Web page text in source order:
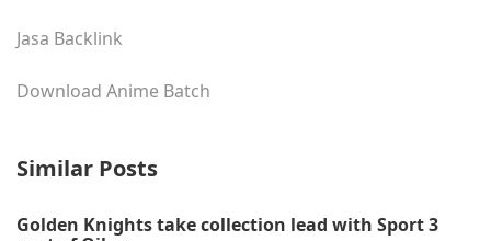
Jasa Backlink
Download Anime Batch
Similar Posts
Golden Knights take collection lead with Sport 3